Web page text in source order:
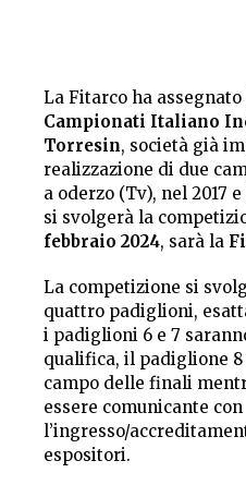
La Fitarco ha
Campionati Italiano
Torresin, società già
realizzazione di due
a oderzo (Tv), nel 2017
si svolgerà la
febbraio 2024, sarà la
La competizione si
quattro padiglioni,
i padiglioni 6 e 7
qualifica, il padiglione
campo delle finali
essere comunicante con
l’ingresso/
espositori.